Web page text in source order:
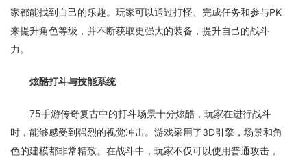
家都能找到自己的乐趣。玩家可以通过打怪、完成任务和参与PK
来提升角色等级，并不断获取更强大的装备，提升自己的战斗
力。
炫酷打斗与技能系统
75手游传奇复古中的打斗场景十分炫酷，玩家在进行战斗
时，能够感受到强烈的视觉冲击。游戏采用了3D引擎，场景和角
色的建模都非常精致。在战斗中，玩家不仅可以使用普通攻击，